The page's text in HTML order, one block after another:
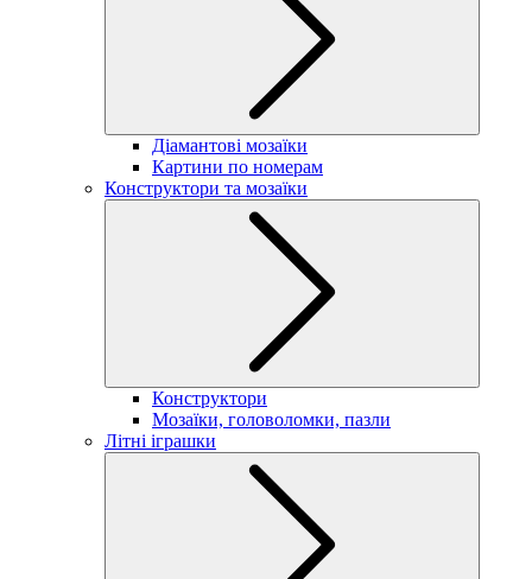
Діамантові мозаїки
Картини по номерам
Конструктори та мозаїки
Конструктори
Мозаїки, головоломки, пазли
Літні іграшки